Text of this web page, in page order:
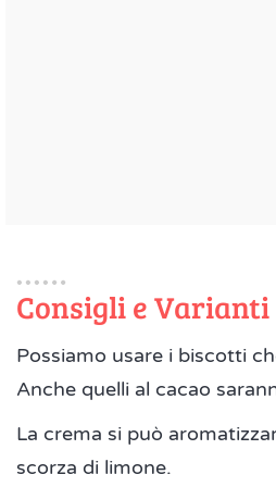
Consigli e Varianti
Possiamo usare i biscotti
Anche quelli al cacao
La crema si può
scorza di limone.